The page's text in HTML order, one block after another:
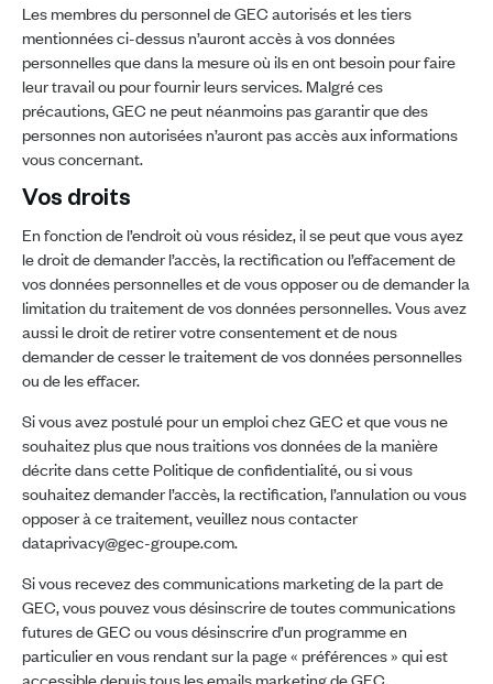
Les membres du personnel de GEC autorisés et les tiers
mentionnées ci-dessus n’auront accès à vos données
personnelles que dans la mesure où ils en ont besoin pour faire
leur travail ou pour fournir leurs services. Malgré ces
précautions, GEC ne peut néanmoins pas garantir que des
personnes non autorisées n’auront pas accès aux informations
vous concernant.
Vos droits
En fonction de l’endroit où vous résidez, il se peut que vous ayez
le droit de demander l’accès, la rectification ou l’effacement de
vos données personnelles et de vous opposer ou de demander la
limitation du traitement de vos données personnelles. Vous avez
aussi le droit de retirer votre consentement et de nous
demander de cesser le traitement de vos données personnelles
ou de les effacer.
Si vous avez postulé pour un emploi chez GEC et que vous ne
souhaitez plus que nous traitions vos données de la manière
décrite dans cette Politique de confidentialité, ou si vous
souhaitez demander l’accès, la rectification, l’annulation ou vous
opposer à ce traitement, veuillez nous contacter
dataprivacy@gec-groupe.com.
Si vous recevez des communications marketing de la part de
GEC, vous pouvez vous désinscrire de toutes communications
futures de GEC ou vous désinscrire d’un programme en
particulier en vous rendant sur la page « préférences » qui est
accessible depuis tous les emails marketing de GEC.